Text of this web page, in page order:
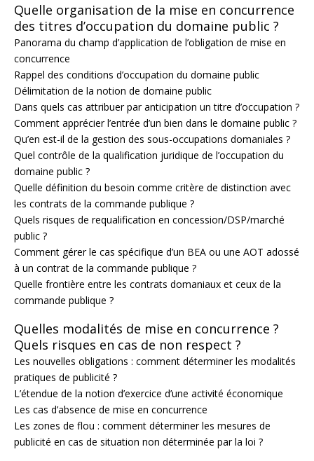
Quelle organisation de la mise en concurrence
des titres d’occupation du domaine public ?
Panorama du champ d’application de l’obligation de mise en
concurrence
Rappel des conditions d’occupation du domaine public
Délimitation de la notion de domaine public
Dans quels cas attribuer par anticipation un titre d’occupation ?
Comment apprécier l’entrée d’un bien dans le domaine public ?
Qu’en est-il de la gestion des sous-occupations domaniales ?
Quel contrôle de la qualification juridique de l’occupation du
domaine public ?
Quelle définition du besoin comme critère de distinction avec
les contrats de la commande publique ?
Quels risques de requalification en concession/DSP/marché
public ?
Comment gérer le cas spécifique d’un BEA ou une AOT adossé
à un contrat de la commande publique ?
Quelle frontière entre les contrats domaniaux et ceux de la
commande publique ?
Quelles modalités de mise en concurrence ?
Quels risques en cas de non respect ?
Les nouvelles obligations : comment déterminer les modalités
pratiques de publicité ?
L’étendue de la notion d’exercice d’une activité économique
Les cas d’absence de mise en concurrence
Les zones de flou : comment déterminer les mesures de
publicité en cas de situation non déterminée par la loi ?